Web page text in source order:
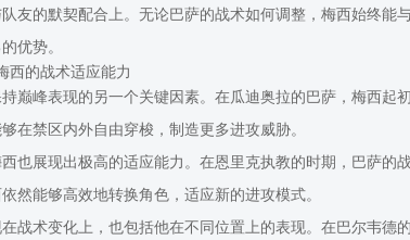
友的默契配合上。无论巴萨的战术如何调整，梅西始终
优势。
西的战术适应能力
巅峰表现的另一个关键因素。在瓜迪奥拉的巴萨，梅西
在禁区内外自由穿梭，制造更多进攻威胁。
也展现出极高的适应能力。在恩里克执教的时期，巴萨
然能够高效地转换角色，适应新的进攻模式。
战术变化上，也包括他在不同位置上的表现。在巴尔韦